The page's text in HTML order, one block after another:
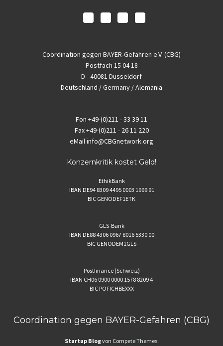
Coordination gegen BAYER-Gefahren e.V. (CBG)
Postfach 15 04 18
D - 40081 Düsseldorf
Deutschland / Germany / Alemania
Fon +49-(0)211 - 33 39 11
Fax+49-(0)211 - 26 11 220
eMailinfo@CBGnetwork.org
Konzernkritik kostet Geld!
EthikBank
IBAN DE94 8309 4495 0003 1999 91
BIC GENODEF1ETK
GLS-Bank
IBAN DE88 4306 0967 8016 5330 00
BIC GENODEM1GLS
Postfinance (Schweiz)
IBAN CH06 0900 0000 1578 8209 4
BIC POFICHBEXXX
Coordination gegen BAYER-Gefahren (CBG)
Startup Blogvon Compete Themes.